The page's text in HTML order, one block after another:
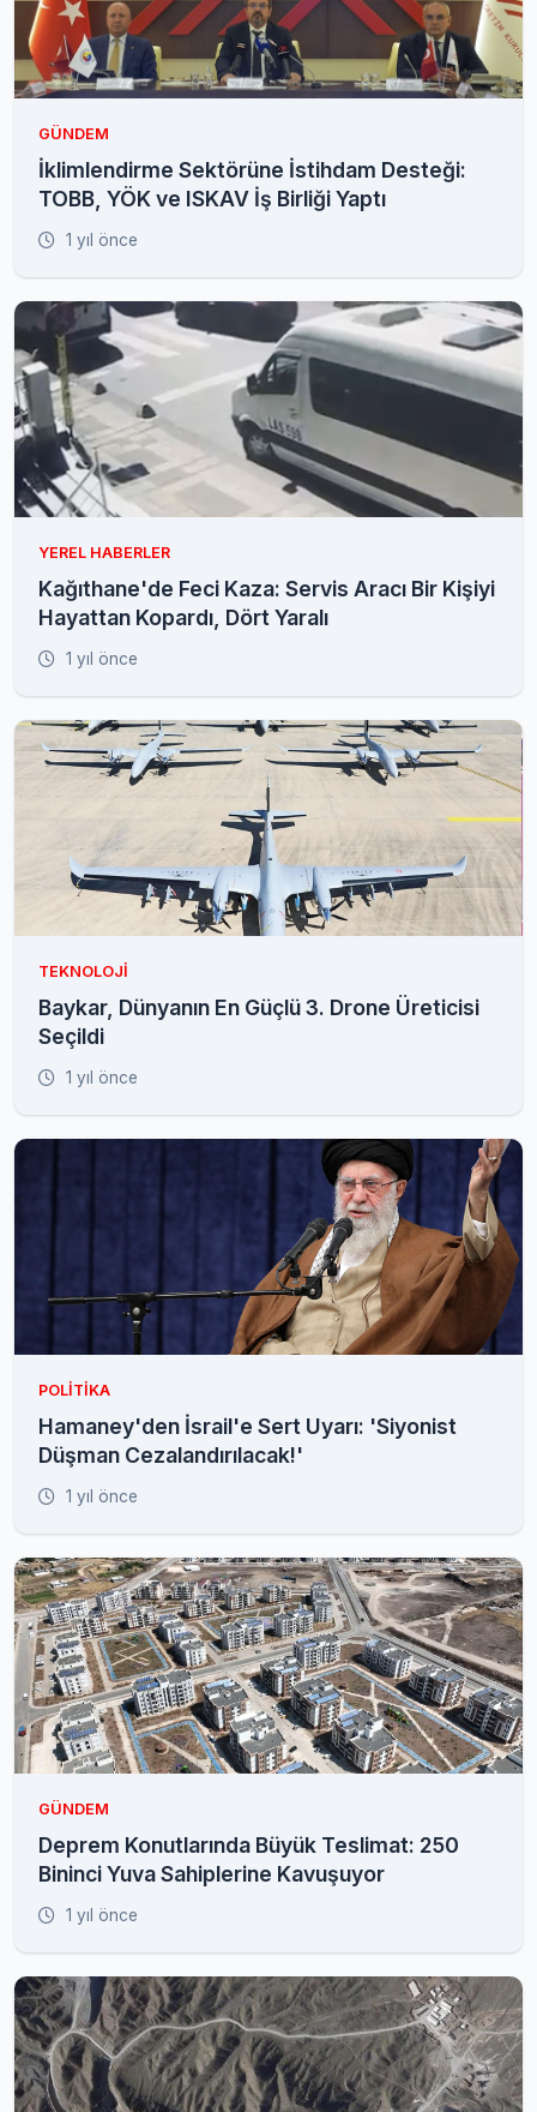
GÜNDEM
İklimlendirme Sektörüne İstihdam Desteği:
TOBB, YÖK ve ISKAV İş Birliği Yaptı
1 yıl önce
YEREL HABERLER
Kağıthane'de Feci Kaza: Servis Aracı Bir Kişiyi
Hayattan Kopardı, Dört Yaralı
1 yıl önce
TEKNOLOJI
Baykar, Dünyanın En Güçlü 3. Drone Üreticisi
Seçildi
1 yıl önce
POLITIKA
Hamaney'den İsrail'e Sert Uyarı: 'Siyonist
Düşman Cezalandırılacak!'
1 yıl önce
GÜNDEM
Deprem Konutlarında Büyük Teslimat: 250
Bininci Yuva Sahiplerine Kavuşuyor
1 yıl önce